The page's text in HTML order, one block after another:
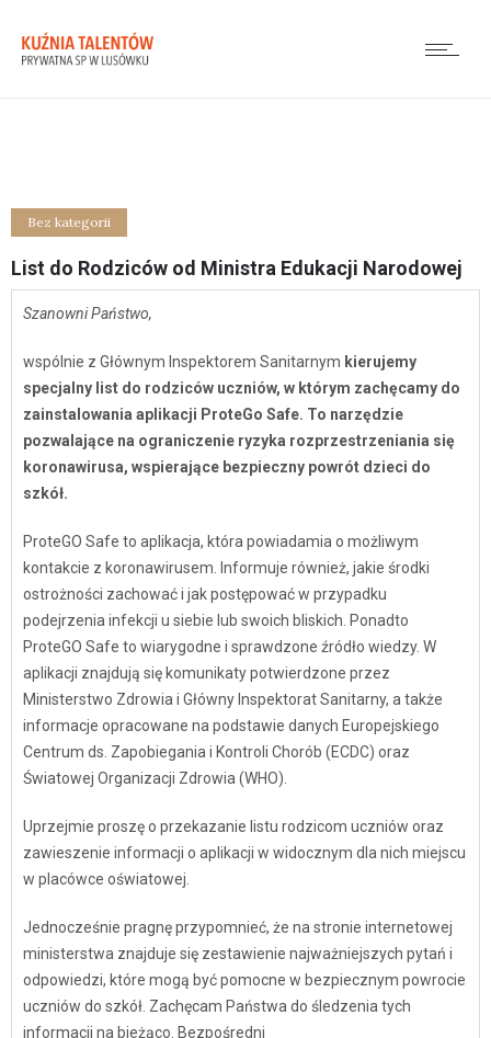
Bez kategorii
List do Rodziców od Ministra Edukacji Narodowej
Szanowni Państwo,
wspólnie z Głównym Inspektorem Sanitarnym kierujemy
specjalny list do rodziców uczniów, w którym zachęcamy do
zainstalowania aplikacji ProteGo Safe. To narzędzie
pozwalające na ograniczenie ryzyka rozprzestrzeniania się
koronawirusa, wspierające bezpieczny powrót dzieci do
szkół.
ProteGO Safe to aplikacja, która powiadamia o możliwym
kontakcie z koronawirusem. Informuje również, jakie środki
ostrożności zachować i jak postępować w przypadku
podejrzenia infekcji u siebie lub swoich bliskich. Ponadto
ProteGO Safe to wiarygodne i sprawdzone źródło wiedzy. W
aplikacji znajdują się komunikaty potwierdzone przez
Ministerstwo Zdrowia i Główny Inspektorat Sanitarny, a także
informacje opracowane na podstawie danych Europejskiego
Centrum ds. Zapobiegania i Kontroli Chorób (ECDC) oraz
Światowej Organizacji Zdrowia (WHO).
Uprzejmie proszę o przekazanie listu rodzicom uczniów oraz
zawieszenie informacji o aplikacji w widocznym dla nich miejscu
w placówce oświatowej.
Jednocześnie pragnę przypomnieć, że na stronie internetowej
ministerstwa znajduje się zestawienie najważniejszych pytań i
odpowiedzi, które mogą być pomocne w bezpiecznym powrocie
uczniów do szkół. Zachęcam Państwa do śledzenia tych
informacji na bieżąco. Bezpośredni